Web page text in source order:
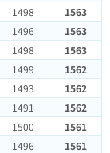
1498
1563
1496
1563
1498
1563
1499
1562
1493
1562
1491
1562
1500
1561
1496
1561